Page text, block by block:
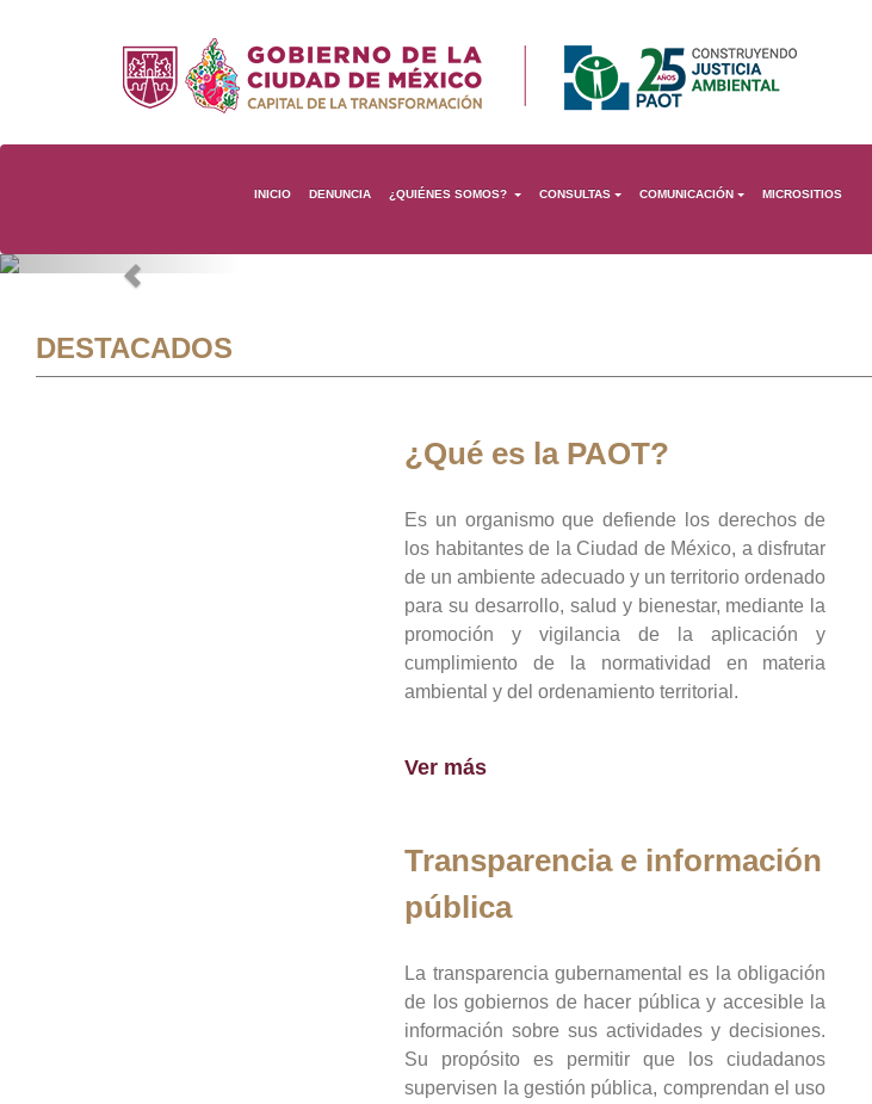
INICIO DENUNCIA ¿QUIÉNES SOMOS? CONSULTAS COMUNICACIÓN MICROSITIOS
Previous
DESTACADOS
¿Qué es la PAOT?
Es un organismo que defiende los derechos de
los habitantes de la Ciudad de México, a disfrutar
de un ambiente adecuado y un territorio ordenado
para su desarrollo, salud y bienestar, mediante la
promoción y vigilancia de la aplicación y
cumplimiento de la normatividad en materia
ambiental y del ordenamiento territorial.
Ver más
Transparencia e información
pública
La transparencia gubernamental es la obligación
de los gobiernos de hacer pública y accesible la
información sobre sus actividades y decisiones.
Su propósito es permitir que los ciudadanos
supervisen la gestión pública, comprendan el uso